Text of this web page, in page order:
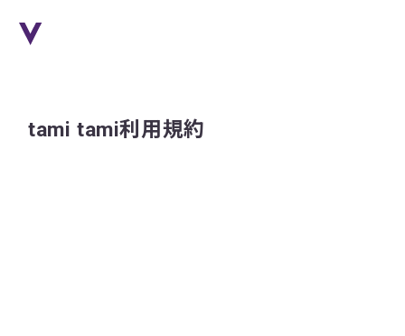
tami tami利用規約